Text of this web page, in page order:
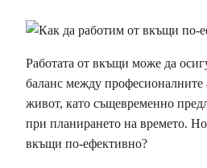
Работата от вкъщи може да
баланс между
живот, като същевременно
при планирането на времето.
вкъщи по-ефективно?